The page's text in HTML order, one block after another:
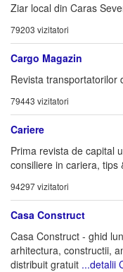
Ziar local din Caras
79203 vizitatori
Cargo Magazin
Revista transportatorilor
79443 vizitatori
Cariere
Prima revista de capital
consiliere in cariera, tips
94297 vizitatori
Casa Construct
Casa Construct - ghid
arhitectura, constructii,
distribuit gratuit ...detalii